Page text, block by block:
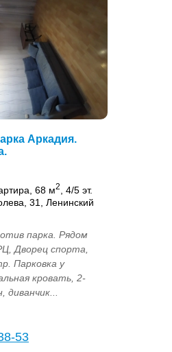
Аркадия.
68 м2
, 4/5 эт.
31, Ленинский
парка. Рядом
Дворец спорта,
Парковка у
кровать, 2-
диванчик...
53